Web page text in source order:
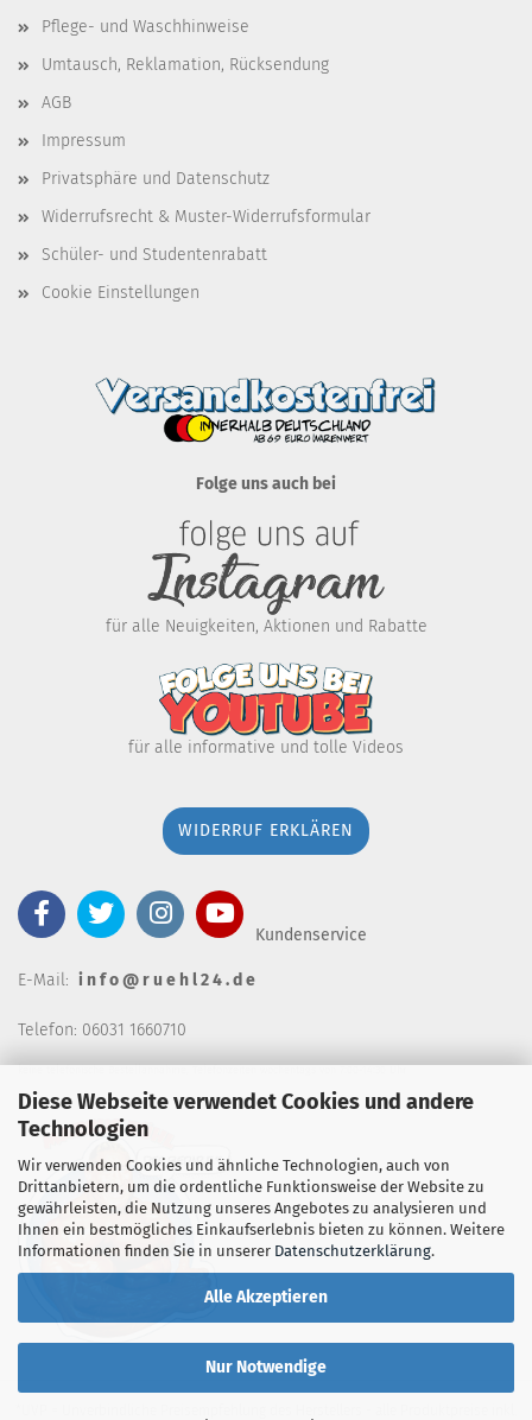
Diese Webseite verwendet Cookies und andere
Technologien
Wir verwenden Cookies und ähnliche Technologien, auch von
Drittanbietern, um die ordentliche Funktionsweise der Website zu
gewährleisten, die Nutzung unseres Angebotes zu analysieren und
Ihnen ein bestmögliches Einkaufserlebnis bieten zu können. Weitere
Informationen finden Sie in unserer Datenschutzerklärung.
Alle Akzeptieren
Nur Notwendige
Pflege- und Waschhinweise
Umtausch, Reklamation, Rücksendung
AGB
Impressum
Privatsphäre und Datenschutz
Widerrufsrecht & Muster-Widerrufsformular
Schüler- und Studentenrabatt
Cookie Einstellungen
Folge uns auch bei
für alle Neuigkeiten, Aktionen und Rabatte
für alle informative und tolle Videos
WIDERRUF ERKLÄREN
Kundenservice
E-Mail: i n f o @ r u e h l 2 4 . d e
Telefon: 06031 1660710